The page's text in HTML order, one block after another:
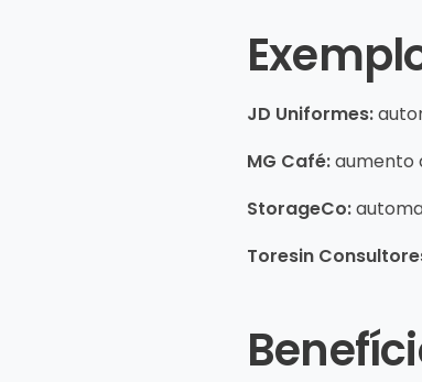
JD Uniformes:
MG Café:aumento
StorageCo:
Toresin